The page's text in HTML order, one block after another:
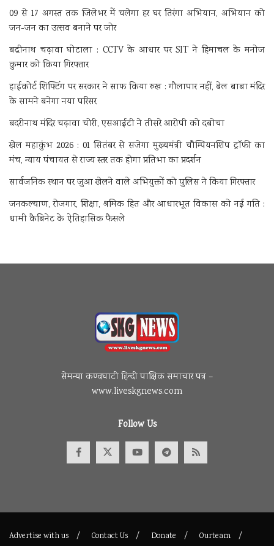
09 से 17 अगस्त तक जिलेभर में चलेगा हर घर तिरंगा अभियान, अभियान को
जन-जन का उत्सव बनाने पर जोर
बद्रीनाथ चढ़ावा घोटाला : CCTV के आधार पर SIT ने हिमाचल के मनोज
कुमार को किया गिरफ्तार
हाईकोर्ट शिफ्टिंग पर सरकार ने साफ किया रुख : गौलापार नहीं, बेल बाबा मंदिर
के सामने बनेगा नया परिसर
बदरीनाथ मंदिर चढ़ावा चोरी, एसआईटी ने तीसरे आरोपी को दबोचा
खेल महाकुंभ 2026 : 01 सितंबर से सजेगा मुख्यमंत्री चौम्पियनशिप ट्रॉफी का
मंच, न्याय पंचायत से राज्य स्तर तक होगा प्रतिभा का प्रदर्शन
सार्वजनिक स्थान पर जुआ खेलने वाले अभियुक्तों को पुलिस ने किया गिरफ्तार
जनकल्याण, रोजगार, शिक्षा, श्रमिक हित और आधारभूत विकास को नई गति :
धामी कैबिनेट के ऐतिहासिक फैसले
सेमन्या कण्वघाटी हिन्दी पाक्षिक समाचार पत्र –
www.liveskgnews.com
Follow Us
Advertise with us Contact Us Donate Ourteam